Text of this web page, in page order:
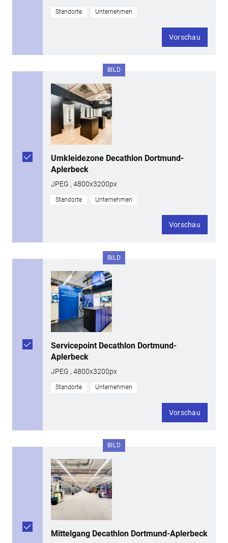
Standorte Unternehmen
Vorschau
BILD
Umkleidezone Decathlon Dortmund-
Aplerbeck
JPEG , 4800x3200px
Standorte Unternehmen
Vorschau
BILD
Servicepoint Decathlon Dortmund-
Aplerbeck
JPEG , 4800x3200px
Standorte Unternehmen
Vorschau
BILD
Mittelgang Decathlon Dortmund-Aplerbeck